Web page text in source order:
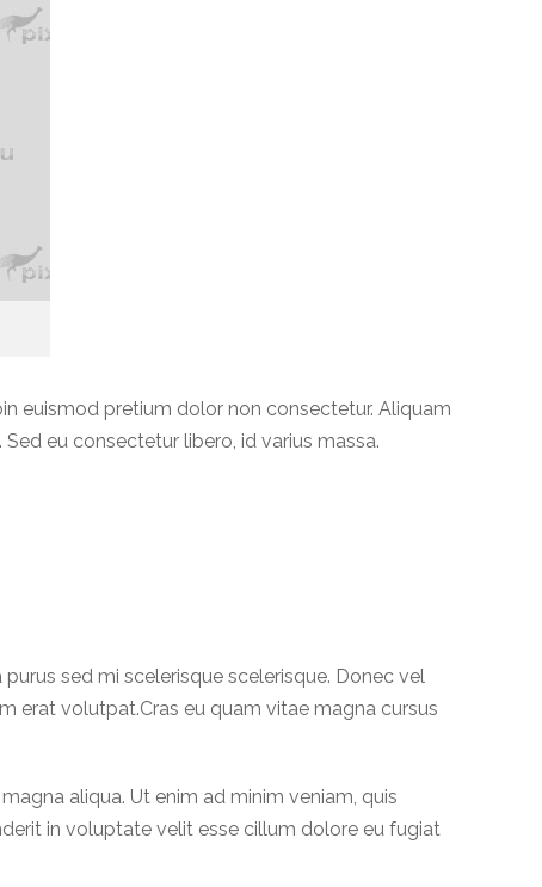
euismod pretium dolor non consectetur. Aliquam
eu consectetur libero, id varius massa.
sed mi scelerisque scelerisque. Donec vel
erat volutpat.Cras eu quam vitae magna cursus
aliqua. Ut enim ad minim veniam, quis
in voluptate velit esse cillum dolore eu fugiat